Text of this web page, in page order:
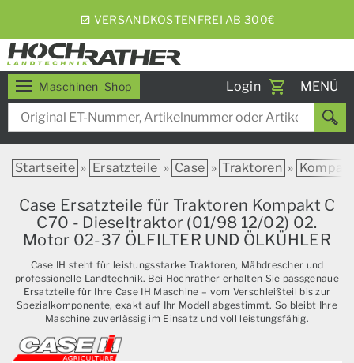
5% RABATT BEI WOCHENEXPRESS
Maschinen Shop Login
Toggle
MENÜ
Startseite » Ersatzteile » Case » Traktoren »
Case Ersatzteile für Traktoren Kompakt C
C70 - Dieseltraktor (01/98 12/02) 02.
Motor 02-37 ÖLFILTER UND ÖLKÜHLER
Case IH steht für leistungsstarke Traktoren, Mähdrescher und
professionelle Landtechnik. Bei Hochrather erhalten Sie passgenaue
Ersatzteile für Ihre Case IH Maschine – vom Verschleißteil bis zur
Spezialkomponente, exakt auf Ihr Modell abgestimmt. So bleibt Ihre
Maschine zuverlässig im Einsatz und voll leistungsfähig.